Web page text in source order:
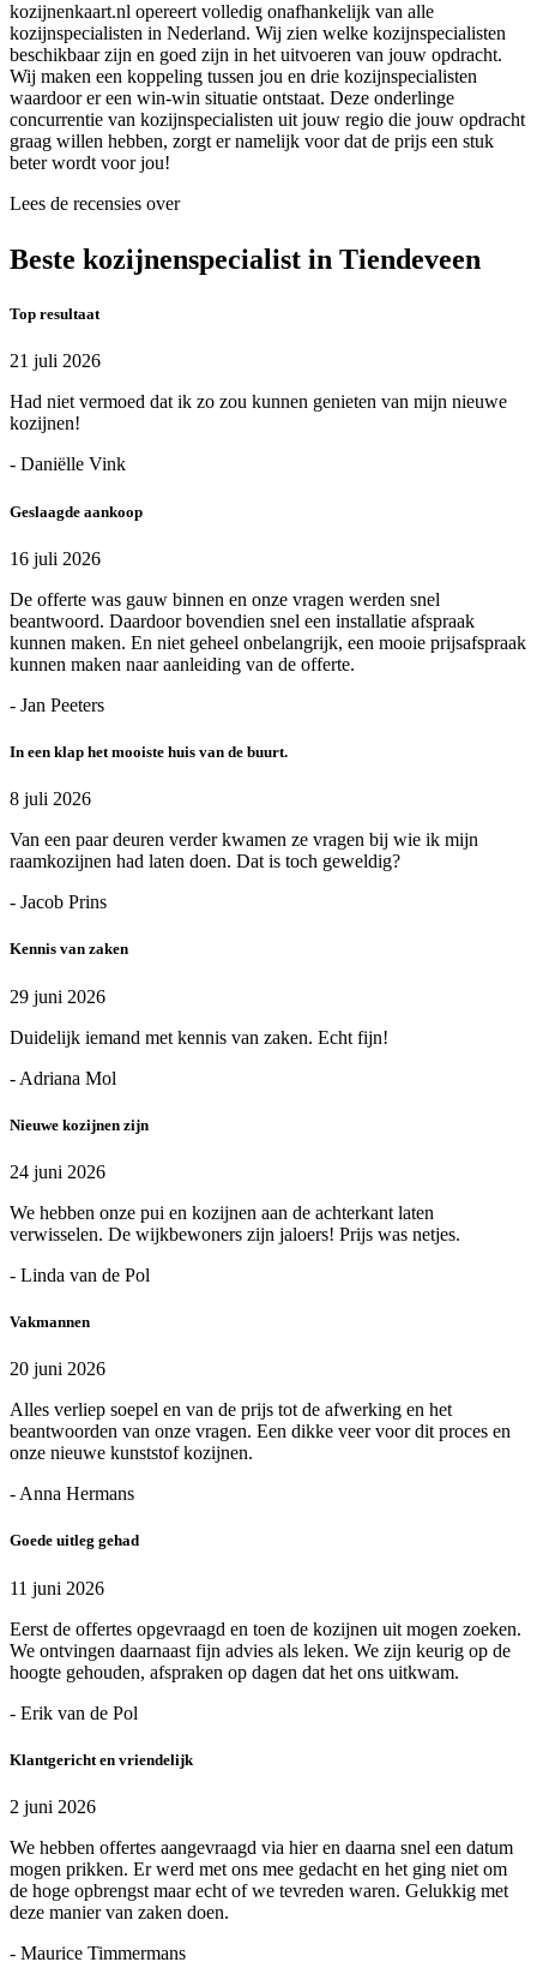
kozijnenkaart.nl opereert volledig onafhankelijk van alle
kozijnspecialisten in Nederland. Wij zien welke kozijnspecialisten
beschikbaar zijn en goed zijn in het uitvoeren van jouw opdracht.
Wij maken een koppeling tussen jou en drie kozijnspecialisten
waardoor er een win-win situatie ontstaat. Deze onderlinge
concurrentie van kozijnspecialisten uit jouw regio die jouw opdracht
graag willen hebben, zorgt er namelijk voor dat de prijs een stuk
beter wordt voor jou!
Lees de recensies over
Beste kozijnenspecialist in Tiendeveen
Top resultaat
21 juli 2026
Had niet vermoed dat ik zo zou kunnen genieten van mijn nieuwe
kozijnen!
- Daniëlle Vink
Geslaagde aankoop
16 juli 2026
De offerte was gauw binnen en onze vragen werden snel
beantwoord. Daardoor bovendien snel een installatie afspraak
kunnen maken. En niet geheel onbelangrijk, een mooie prijsafspraak
kunnen maken naar aanleiding van de offerte.
- Jan Peeters
In een klap het mooiste huis van de buurt.
8 juli 2026
Van een paar deuren verder kwamen ze vragen bij wie ik mijn
raamkozijnen had laten doen. Dat is toch geweldig?
- Jacob Prins
Kennis van zaken
29 juni 2026
Duidelijk iemand met kennis van zaken. Echt fijn!
- Adriana Mol
Nieuwe kozijnen zijn
24 juni 2026
We hebben onze pui en kozijnen aan de achterkant laten
verwisselen. De wijkbewoners zijn jaloers! Prijs was netjes.
- Linda van de Pol
Vakmannen
20 juni 2026
Alles verliep soepel en van de prijs tot de afwerking en het
beantwoorden van onze vragen. Een dikke veer voor dit proces en
onze nieuwe kunststof kozijnen.
- Anna Hermans
Goede uitleg gehad
11 juni 2026
Eerst de offertes opgevraagd en toen de kozijnen uit mogen zoeken.
We ontvingen daarnaast fijn advies als leken. We zijn keurig op de
hoogte gehouden, afspraken op dagen dat het ons uitkwam.
- Erik van de Pol
Klantgericht en vriendelijk
2 juni 2026
We hebben offertes aangevraagd via hier en daarna snel een datum
mogen prikken. Er werd met ons mee gedacht en het ging niet om
de hoge opbrengst maar echt of we tevreden waren. Gelukkig met
deze manier van zaken doen.
- Maurice Timmermans